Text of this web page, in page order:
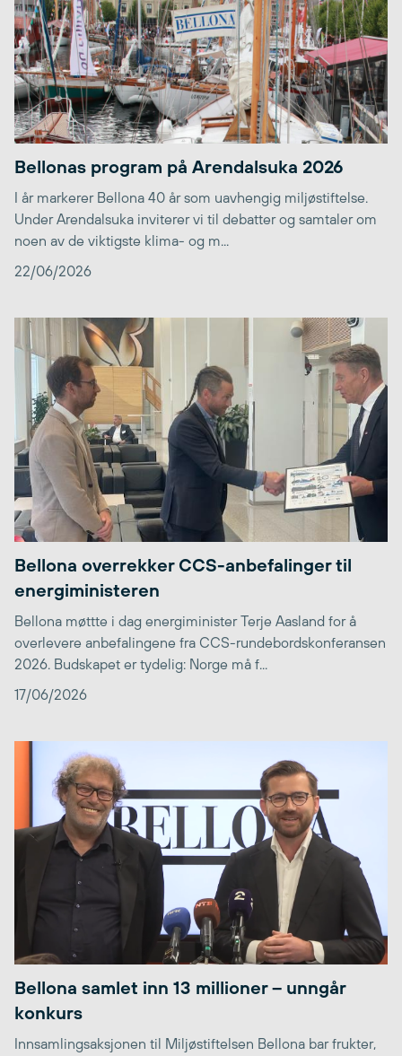
Bellonas program på Arendalsuka 2026
I år markerer Bellona 40 år som uavhengig miljøstiftelse.
Under Arendalsuka inviterer vi til debatter og samtaler om
noen av de viktigste klima- og m...
22/06/2026
Bellona overrekker CCS-anbefalinger til
energiministeren
Bellona møttte i dag energiminister Terje Aasland for å
overlevere anbefalingene fra CCS-rundebordskonferansen
2026. Budskapet er tydelig: Norge må f...
17/06/2026
Bellona samlet inn 13 millioner – unngår
konkurs
Innsamlingsaksjonen til Miljøstiftelsen Bellona bar frukter,